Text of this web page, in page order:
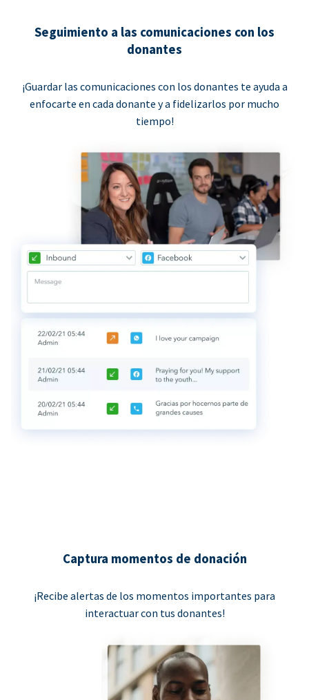
Seguimiento a las comunicaciones con los
donantes
¡Guardar las comunicaciones con los donantes te ayuda a
enfocarte en cada donante y a fidelizarlos por mucho
tiempo!
Captura momentos de donación
¡Recibe alertas de los momentos importantes para
interactuar con tus donantes!